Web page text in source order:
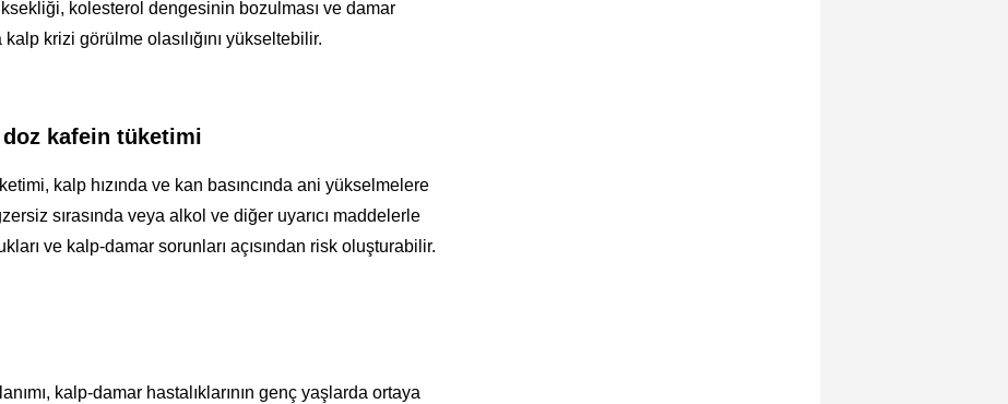
kolesterol dengesinin bozulması ve damar
krizi görülme olasılığını yükseltebilir.
kafein tüketimi
kalp hızında ve kan basıncında ani yükselmelere
sırasında veya alkol ve diğer uyarıcı maddelerle
ve kalp-damar sorunları açısından risk oluşturabilir.
kalp-damar hastalıklarının genç yaşlarda ortaya